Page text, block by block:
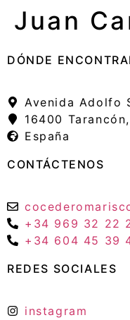
Juan
DÓNDE
Avenida Adolfo
16400
España
CONTÁCTENOS
+34 969 32 22
+34 604 45 39
REDES SOCIALES
instagram